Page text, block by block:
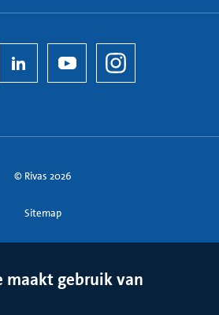
© Rivas 2026
Sitemap
maakt gebruik van